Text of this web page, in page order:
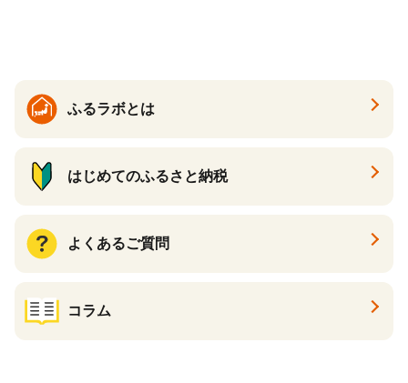
ふるラボとは
はじめてのふるさと納税
よくあるご質問
コラム